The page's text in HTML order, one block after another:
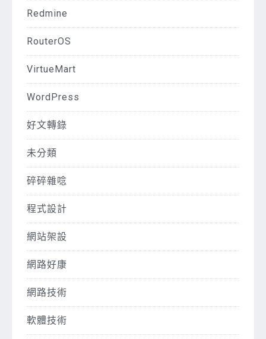
Redmine
RouterOS
VirtueMart
WordPress
好文轉錄
未分類
碎碎雜唸
程式設計
網站架設
網路好康
網路技術
軟體技術